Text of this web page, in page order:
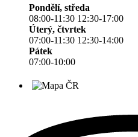
Pondělí, středa
08:00-11:30 12:30-17:00
Úterý, čtvrtek
07:00-11:30 12:30-14:00
Pátek
07:00-10:00